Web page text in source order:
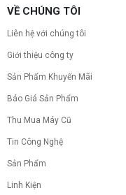
VỀ CHÚNG TÔI
Liên hệ với chúng tôi
Giới thiệu công ty
Sản Phẩm Khuyến Mãi
Báo Giá Sản Phẩm
Thu Mua Máy Cũ
Tin Công Nghệ
Sản Phẩm
Linh Kiện